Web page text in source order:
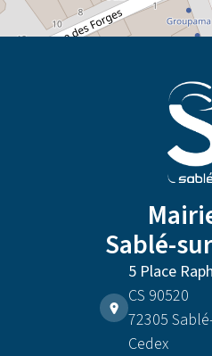
Sablé-
5 Place
CS 90520
72305
Cedex